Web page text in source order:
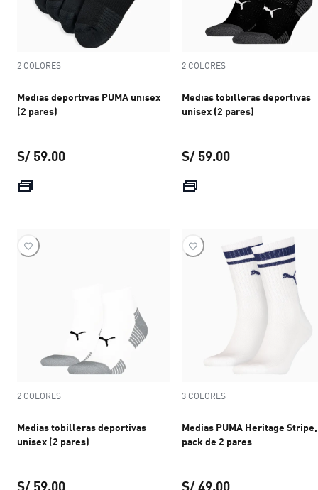
2 COLORES
Medias deportivas PUMA unisex
(2 pares)
S/ 59.00
2 COLORES
Medias tobilleras deportivas
unisex (2 pares)
S/ 59.00
2 COLORES
Medias tobilleras deportivas
unisex (2 pares)
S/ 59.00
3 COLORES
Medias PUMA Heritage Stripe,
pack de 2 pares
S/ 49.00